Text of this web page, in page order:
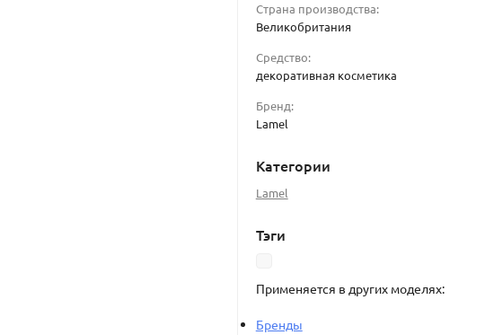
Страна производства:
Великобритания
Средство:
декоративная косметика
Бренд:
Lamel
Категории
Lamel
Тэги
Применяется в других моделях:
Бренды